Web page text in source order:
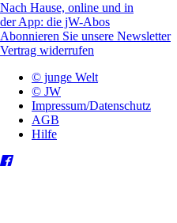
Nach Hause, online und in
der App: die jW-Abos
Abonnieren Sie unsere Newsletter
Vertrag widerrufen
© junge Welt
© JW
Impressum/Datenschutz
AGB
Hilfe